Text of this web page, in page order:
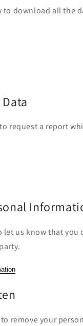
to download all the
request a report
let us know that
remove your